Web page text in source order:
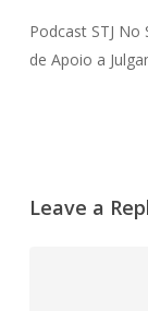
Podcast STJ
de Apoio a
Leave a